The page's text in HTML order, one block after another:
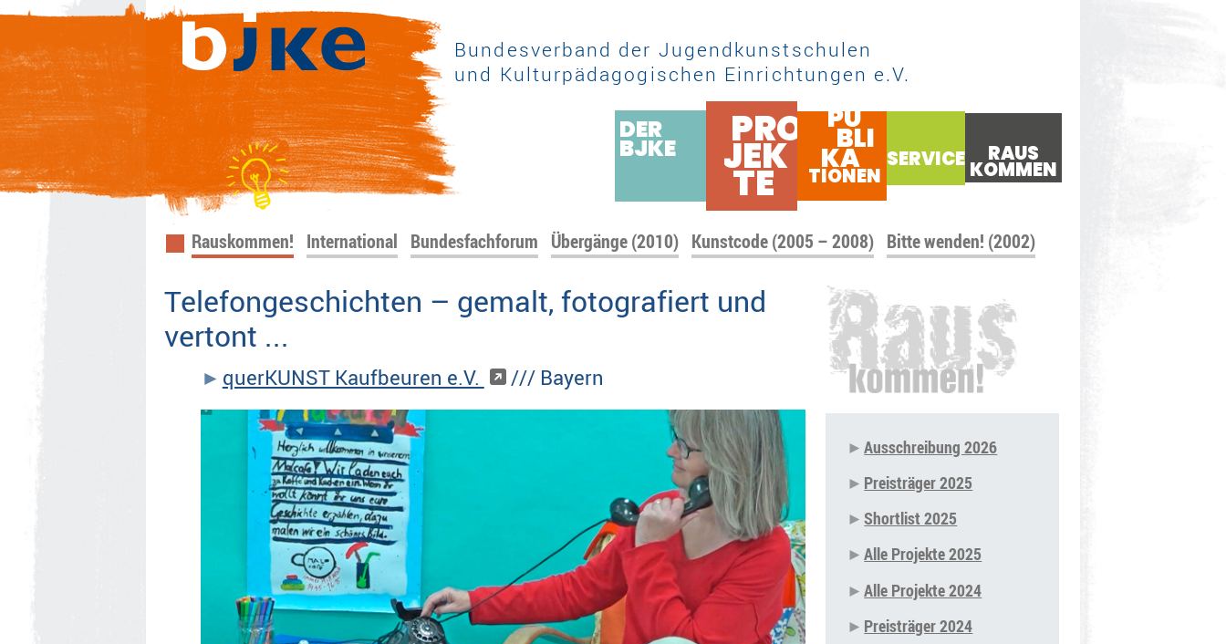
Bundesverband der Jugendkunstschulen
und Kulturpädagogischen Einrichtungen e.V.
DER
BJKE PRO
JEK
TE
PU
BLI
KA
TIONEN
SERVICE RAUS
KOMMEN
Navigation
Rauskommen! International Bundesfachforum Übergänge (2010) Kunstcode (2005 – 2008) Bitte wenden! (2002)
Telefongeschichten – gemalt, fotografiert und
vertont ...
querKUNST Kaufbeuren e.V. /// Bayern
überspringen
Ausschreibung 2026
Preisträger 2025
Shortlist 2025
Alle Projekte 2025
Alle Projekte 2024
Preisträger 2024